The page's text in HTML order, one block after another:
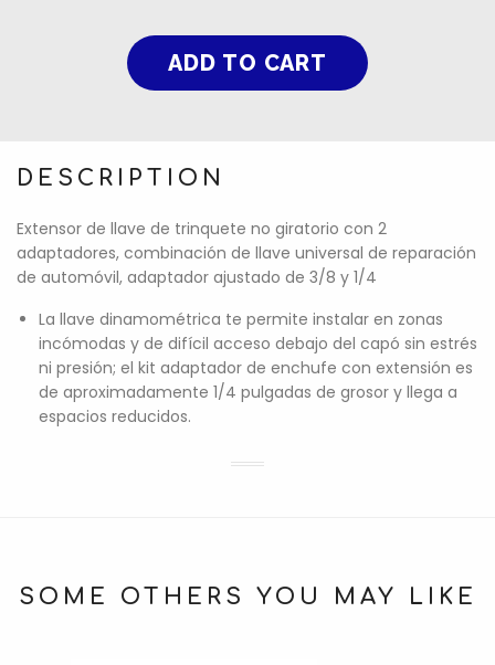
DESCRIPTION
Extensor de llave de trinquete no giratorio con 2
adaptadores, combinación de llave universal de reparación
de automóvil, adaptador ajustado de 3/8 y 1/4
La llave dinamométrica te permite instalar en zonas
incómodas y de difícil acceso debajo del capó sin estrés
ni presión; el kit adaptador de enchufe con extensión es
de aproximadamente 1/4 pulgadas de grosor y llega a
espacios reducidos.
SOME OTHERS YOU MAY LIKE